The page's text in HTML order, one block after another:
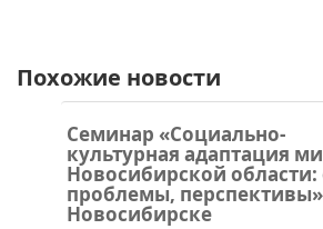
Похожие новости
Семинар «Социально-
культурная адаптация
Новосибирской области:
проблемы,
Новосибирске